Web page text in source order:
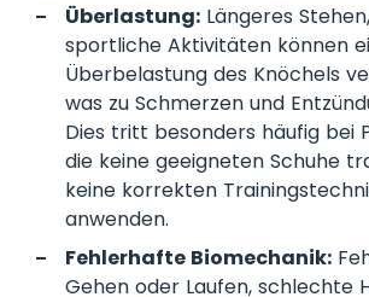
Überlastung: Längeres
sportliche Aktivitäten können
Überbelastung des Knöchels
was zu Schmerzen und
Dies tritt besonders häufig bei
die keine geeigneten Schuhe
keine korrekten
anwenden.
Fehlerhafte Biomechanik:
Gehen oder Laufen, schlechte